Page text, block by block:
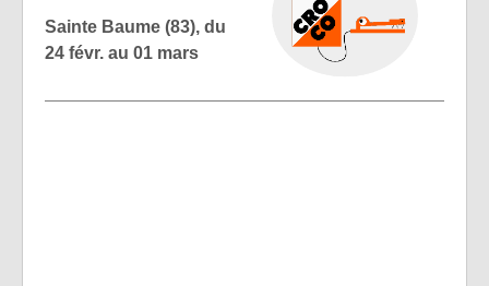
Sainte Baume (83), du
24 févr. au 01 mars